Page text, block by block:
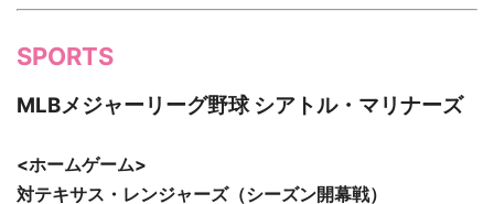
SPORTS
MLBメジャーリーグ野球 シアトル・マリナーズ
<ホームゲーム>
対テキサス・レンジャーズ（シーズン開幕戦）